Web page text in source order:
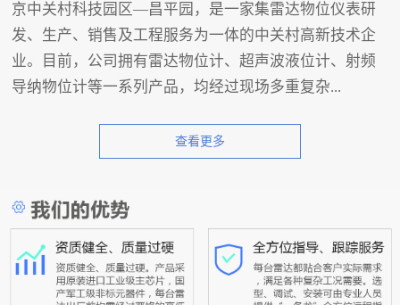
京中关村科技园区—昌平园，是一家集雷达物位仪表研
发、生产、销售及工程服务为一体的中关村高新技术企
业。目前，公司拥有雷达物位计、超声波液位计、射频
导纳物位计等一系列产品，均经过现场多重复杂...
查看更多